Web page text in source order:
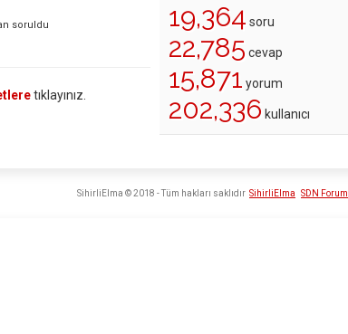
soruldu
tıklayınız.
19,364 soru
22,785 cevap
15,871 yorum
202,336 kullanıcı
SihirliElma SDN Forum
SihirliElma © 2018 - Tüm hakları saklıdır